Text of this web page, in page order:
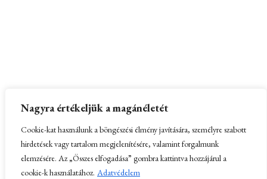
Nagyra értékeljük a magánéletét
Cookie-kat használunk a böngészési élmény javítására, személyre szabott
hirdetések vagy tartalom megjelenítésére, valamint forgalmunk
elemzésére. Az „Összes elfogadása” gombra kattintva hozzájárul a
cookie-k használatához. Adatvédelem
Partnerek:Kissomlyó és a Kis-Somlyó hegy